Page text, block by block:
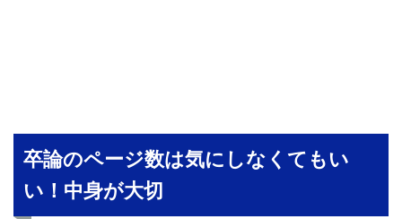
卒論のページ数は気にしなくてもい
い！中身が大切